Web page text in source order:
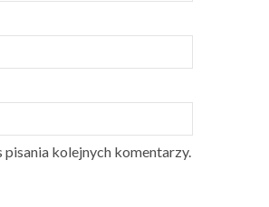
pisania kolejnych komentarzy.